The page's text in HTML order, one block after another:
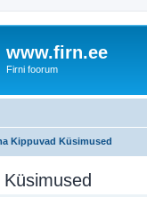
www.firn.ee
Firni foorum
Kippuvad Küsimused